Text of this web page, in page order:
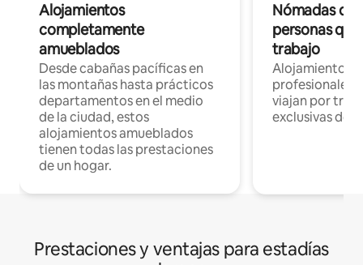
Alojamientos
completamente
amueblados
Desde cabañas pacíficas en
las montañas hasta prácticos
departamentos en el medio
de la ciudad, estos
alojamientos amueblados
tienen todas las prestaciones
de un hogar.
Nómadas
personas
trabajo
Alojamientos
profesionales
viajan por
exclusivas de
Prestaciones y ventajas para estadías